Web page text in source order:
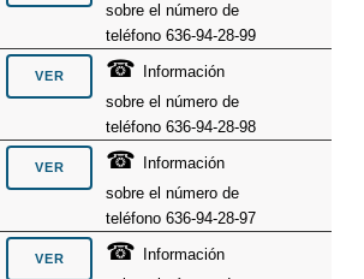
sobre el número de
teléfono 636-94-28-99
☎
Información
sobre el número de
teléfono 636-94-28-98
☎
Información
sobre el número de
teléfono 636-94-28-97
☎
Información